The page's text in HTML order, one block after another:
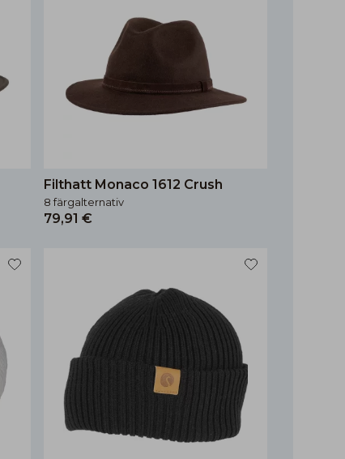
Filthatt Monaco 1612 Crush
8 färgalternativ
79,91 €